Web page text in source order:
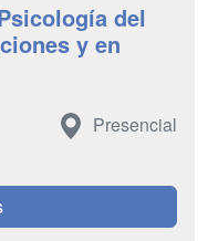
del
y en
Presencial